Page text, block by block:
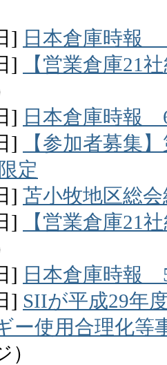
] 日本倉庫時報
]
【営業倉庫21
] 日本倉庫時報
]
【参加者募集
定
] 苫小牧地区総
]
【営業倉庫21
] 日本倉庫時報
] SIIが平成29年
ー使用合理化等
）